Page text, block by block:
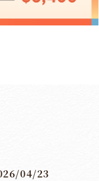
04/23